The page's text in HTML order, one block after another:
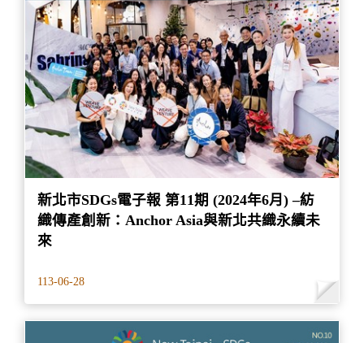
新北市SDGs電子報 第11期 (2024年6月) –紡
織傳產創新：Anchor Asia與新北共織永續未
來
113-06-28